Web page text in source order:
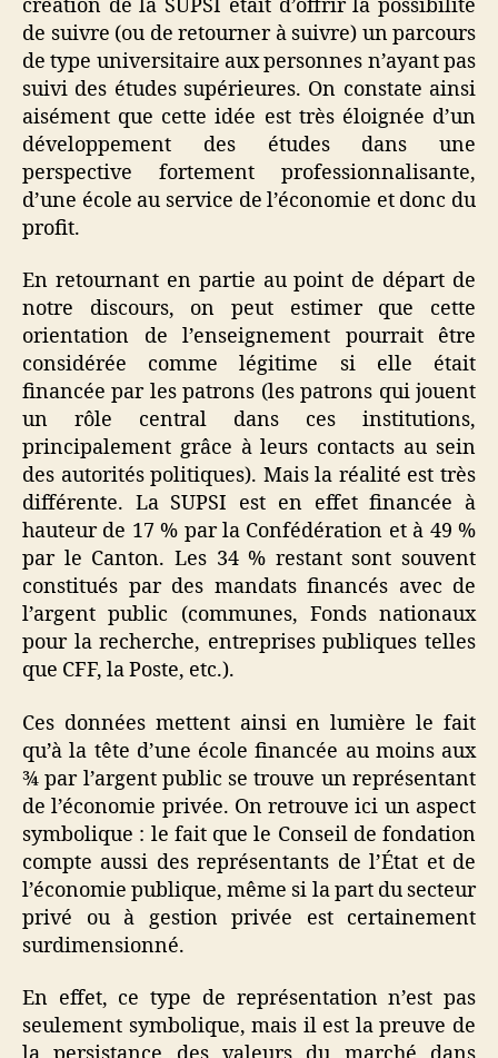
création de la SUPSI était d’offrir la possibilité
de suivre (ou de retourner à suivre) un parcours
de type universitaire aux personnes n’ayant pas
suivi des études supérieures. On constate ainsi
aisément que cette idée est très éloignée d’un
développement des études dans une
perspective fortement professionnalisante,
d’une école au service de l’économie et donc du
profit.
En retournant en partie au point de départ de
notre discours, on peut estimer que cette
orientation de l’enseignement pourrait être
considérée comme légitime si elle était
financée par les patrons (les patrons qui jouent
un rôle central dans ces institutions,
principalement grâce à leurs contacts au sein
des autorités politiques). Mais la réalité est très
différente. La SUPSI est en effet financée à
hauteur de 17 % par la Confédération et à 49 %
par le Canton. Les 34 % restant sont souvent
constitués par des mandats financés avec de
l’argent public (communes, Fonds nationaux
pour la recherche, entreprises publiques telles
que CFF, la Poste, etc.).
Ces données mettent ainsi en lumière le fait
qu’à la tête d’une école financée au moins aux
¾ par l’argent public se trouve un représentant
de l’économie privée. On retrouve ici un aspect
symbolique : le fait que le Conseil de fondation
compte aussi des représentants de l’État et de
l’économie publique, même si la part du secteur
privé ou à gestion privée est certainement
surdimensionné.
En effet, ce type de représentation n’est pas
seulement symbolique, mais il est la preuve de